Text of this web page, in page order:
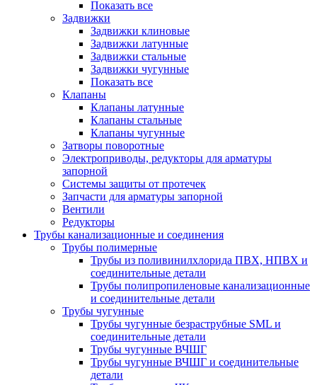
Показать все
Задвижки
Задвижки клиновые
Задвижки латунные
Задвижки стальные
Задвижки чугунные
Показать все
Клапаны
Клапаны латунные
Клапаны стальные
Клапаны чугунные
Затворы поворотные
Электроприводы, редукторы для арматуры
запорной
Системы защиты от протечек
Запчасти для арматуры запорной
Вентили
Редукторы
Трубы канализационные и соединения
Трубы полимерные
Трубы из поливинилхлорида ПВХ, НПВХ и
соединительные детали
Трубы полипропиленовые канализационные
и соединительные детали
Трубы чугунные
Трубы чугунные безраструбные SML и
соединительные детали
Трубы чугунные ВЧШГ
Трубы чугунные ВЧШГ и соединительные
детали